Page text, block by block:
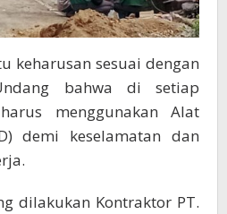
keharusan sesuai dengan
bahwa di setiap
menggunakan Alat
demi keselamatan dan
dilakukan Kontraktor PT.